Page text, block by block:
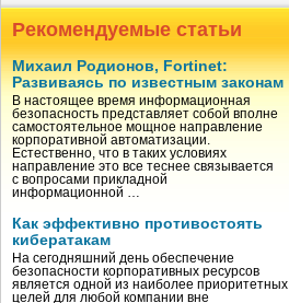
Рекомендуемые статьи
Михаил Родионов, Fortinet:
Развиваясь по известным законам
В настоящее время информационная
безопасность представляет собой вполне
самостоятельное мощное направление
корпоративной автоматизации.
Естественно, что в таких условиях
направление это все теснее связывается
с вопросами прикладной
информационной …
Как эффективно противостоять
кибератакам
На сегодняшний день обеспечение
безопасности корпоративных ресурсов
является одной из наиболее приоритетных
целей для любой компании вне